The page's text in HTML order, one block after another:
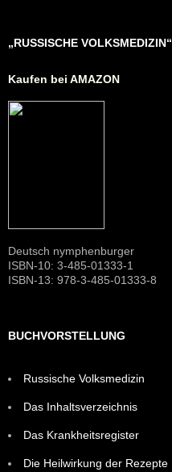
„RUSSISCHE VOLKSMEDIZIN“
Kaufen bei AMAZON
Deutsch nymphenburger
ISBN-10: 3-485-01333-1
ISBN-13: 978-3-485-01333-8
BUCHVORSTELLUNG
Russische Volksmedizin
Das Inhaltsverzeichnis
Das Krankheitsregister
Die Heilwirkung der Rezepte